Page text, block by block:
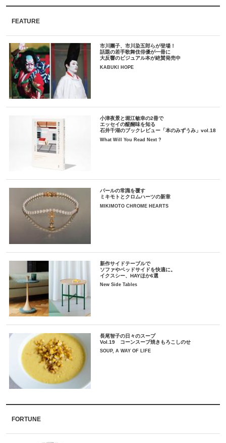
FEATURE
市川團子、市川染五郎らが登場！
話題の若手歌舞伎俳優が一冊に
大反響のビジュアル本が絶賛発売中
KABUKI HOPE
小津夜景と堀江敏幸の2冊で
エッセイの醍醐味を知る
石井千湖のブックレビュー「本のみずうみ」vol.18
What Will You Read Next ?
パールの常識を覆す
ミキモトとクロムハーツの新章
MIKIMOTO CHROME HEARTS
新作サイドテーブルで
ソファやベッドサイドを快適に。
イクスシー、HAYほか6選
New Side Tables
長尾智子の日々のスープ
Vol.19 コーンスープ焼きもろこしのせ
SOUP, A WAY OF LIFE
FORTUNE